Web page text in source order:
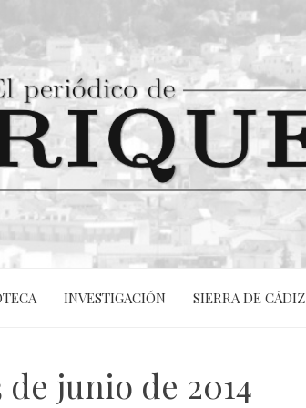
INVESTIGACIÓN SIERRA DE CÁDIZ
de junio de 2014